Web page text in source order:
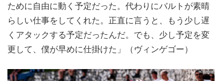
ために自由に動く予定だった。代わりにバルトが素晴
らしい仕事をしてくれた。正直に言うと、もう少し遅
くアタックする予定だったんだ。でも、少し予定を変
更して、僕が早めに仕掛けた」（ヴィンゲゴー）